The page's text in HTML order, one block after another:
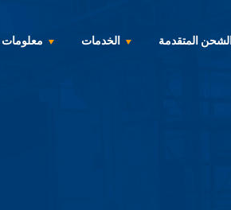
معلومات الخدمات المتقدمة